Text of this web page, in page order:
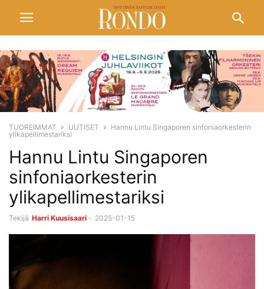
TUOREIMMAT UUTISET
Hannu Lintu Singaporen sinfoniaorkesterin
ylikapellimestariksi
Hannu Lintu Singaporen
sinfoniaorkesterin
ylikapellimestariksi
Tekijä Harri Kuusisaari - 2025-01-15